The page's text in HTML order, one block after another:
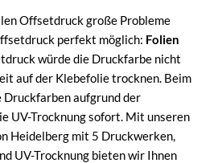
Offsetdruck große Probleme
perfekt möglich: Folien
würde die Druckfarbe nicht
auf der Klebefolie trocknen. Beim
Druckfarben aufgrund der
UV-Trocknung sofort. Mit unseren
Heidelberg mit 5 Druckwerken,
UV-Trocknung bieten wir Ihnen